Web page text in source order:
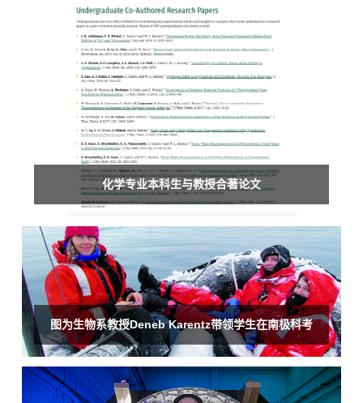
化学专业本科生与教授合著论文
图为生物系教授Deneb Karentz带领学生在南极科考